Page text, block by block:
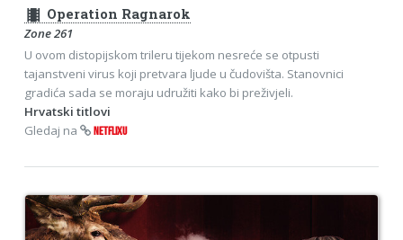
theaters Operation Ragnarok
Zone 261
U ovom distopijskom trileru tijekom nesreće se otpusti
tajanstveni virus koji pretvara ljude u čudovišta. Stanovnici
gradića sada se moraju udružiti kako bi preživjeli.
Hrvatski titlovi
Gledaj na
NETFLIXU